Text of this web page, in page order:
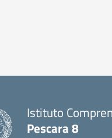
Istituto
Pescara 8